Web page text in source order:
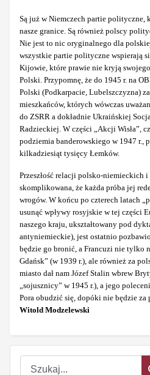
Szukaj
Są już w Niemczech partie
nasze granice. Są również polscy
Nie jest to nic oryginalnego dla
wszystkie partie polityczne wspierają
Kijowie, które prawie nie kryją
Polski. Przypomnę, że do 1945 r. na
Polski (Podkarpacie, Lubelszczyzna)
mieszkańców, których wówczas
do ZSRR a dokładnie Ukraińskiej
Radzieckiej. W części „Akcji Wisła”,
podziemia banderowskiego w 1947 r.,
kilkadziesiąt tysięcy Łemków.
Przeszłość relacji polsko-niemieckich
skomplikowana, że każda próba jej
wrogów. W końcu po czterech latach
usunąć wpływy rosyjskie w tej części
naszego kraju, ukształtowany pod
antyniemieckie), jest ostatnio
będzie go bronić, a Francuzi nie tylko
Gdańsk” (w 1939 r.), ale również za
miasto dał nam Józef Stalin wbrew
„sojusznicy” w 1945 r.), a jego
Pora obudzić się, dopóki nie będzie za
Witold Modzelewski